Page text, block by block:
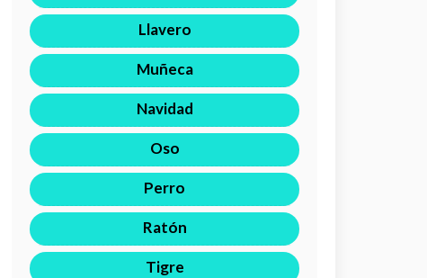
Llavero
Muñeca
Navidad
Oso
Perro
Ratón
Tigre